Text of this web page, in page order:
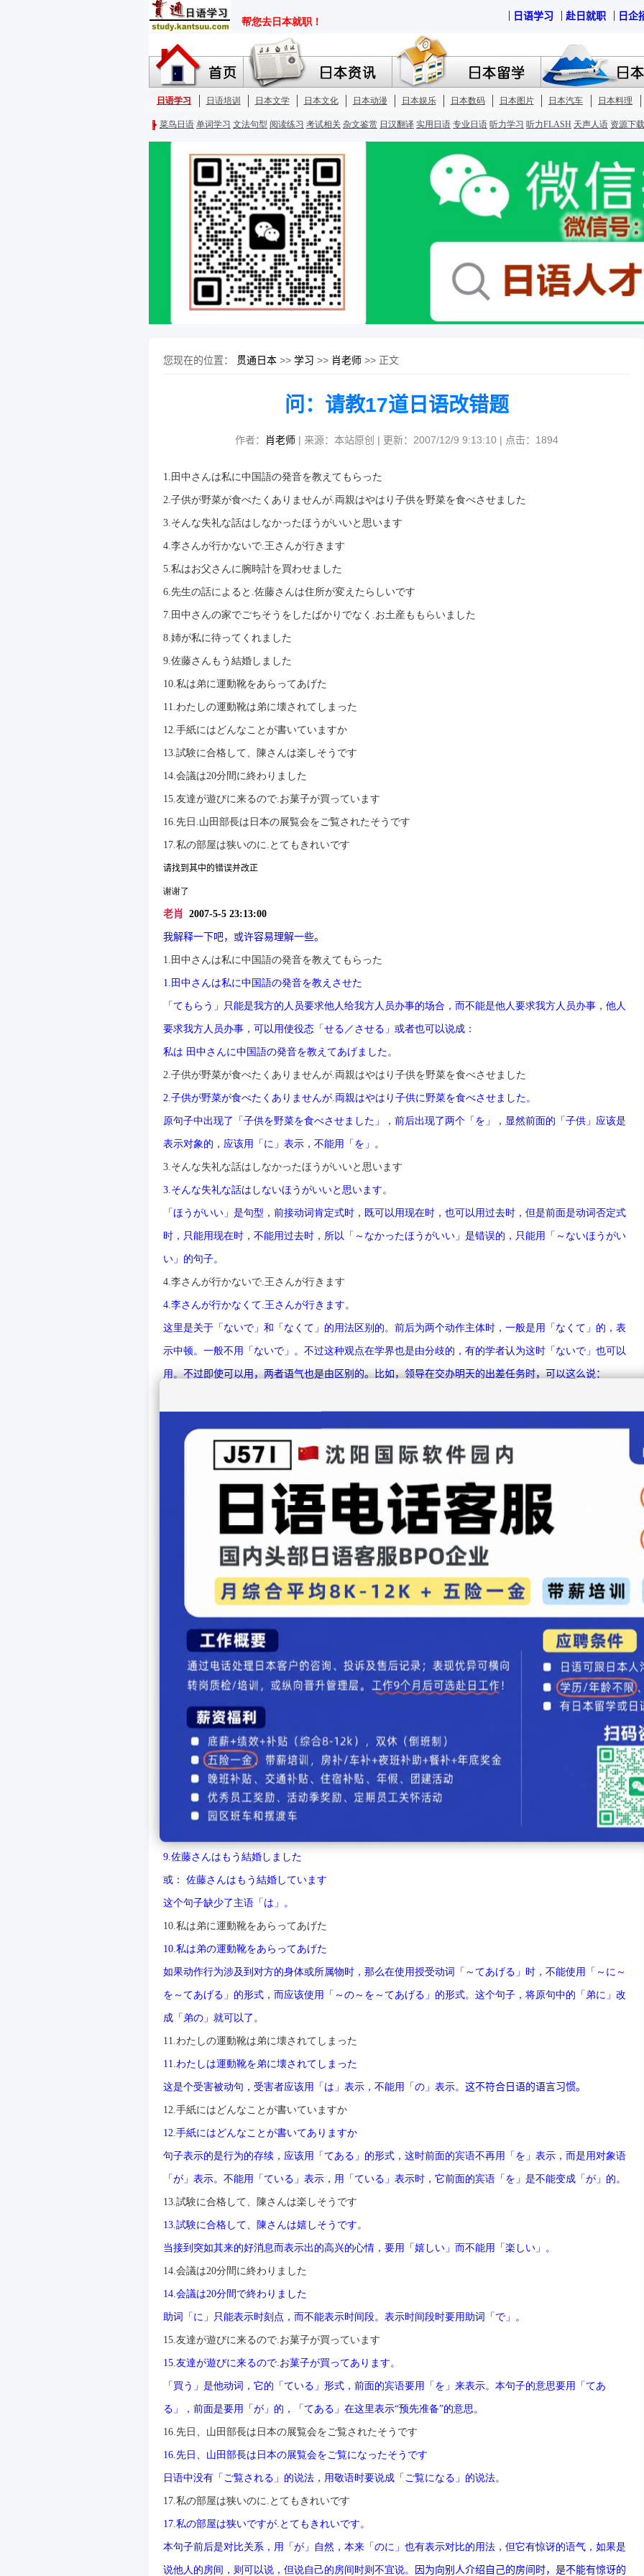
您现在的位置： 贯通日本 >> 学习 >> 肖老师 >> 正文
问：请教17道日语改错题
作者： 肖老师 | 来源：本站原创 | 更新：2007/12/9 9:13:10 | 点击： 1894
1. 田中さんは私に中国語の発音を教えてもらった
2.子供が野菜が食べたくありませんが.両親はやはり子供を野菜を食べさせました
3.そんな失礼な話はしなかったほうがいいと思います
4.李さんが行かないで.王さんが行きます
5.私はお父さんに腕時計を買わせました
6.先生の話によると .佐藤さんは住所が変えたらしいです
7. 田中さんの家でごちそうをしたばかりでなく .お土産ももらいました
8.姉が私に待ってくれました
9.佐藤さんもう結婚しました
10.私は弟に運動靴をあらってあげた
11.わたしの運動靴は弟に壊されてしまった
12.手紙にはどんなことが書いていますか
13.試験に合格して、陳さんは楽しそうです
14.会議は20分間に終わりました
15.友達が遊びに来るので.お菓子が買っています
16.先日 .山田部長は日本の展覧会をご覧されたそうです
17.私の部屋は狭いのに. とてもきれいです
请找到其中的错误并改正
谢谢了
老肖 2007-5-5 23:13:00
我解释一下吧，或许容易理解一些。
1. 田中さんは私に中国語の発音を教えてもらった
1. 田中さんは私に中国語の発音を教えさせた
「てもらう」只能是我方的人 员要求他人给我方人 员办事的场合，而不能是他人要求我方人 员办事，他人
要求我方人 员办事，可以用使役态 「せる／させる」或者也可以说成：
私は 田中さんに中国語の発音を教えてあげました。
2.子供が野菜が食べたくありませんが.両親はやはり子供を野菜を食べさせました
2.子供が野菜が食べたくありませんが.両親はやはり子供に野菜を食べさせました。
原句子中出现了「子供を野菜を食べさせました」，前后出现了两个「を」， 显然前面的「子供」 应该是
表示对象的， 应该用「に」表示，不能用「を」。
3.そんな失礼な話はしなかったほうがいいと思います
3.そんな失礼な話はしないほうがいいと思います。
「ほうがいい」是句型，前接动词 肯定式时 ，既可以用现在时 ，也可以用过去时 ，但是前面是动词 否定式
时 ，只能用现在时 ，不能用过去时 ，所以「～なかったほうがいい」是错误的，只能用「～ないほうがい
い」的句子。
4.李さんが行かないで.王さんが行きます
4.李さんが行かなくて.王さんが行きます。
这里是关于「ないで」和「なくて」的用法区别 的。前后为两个动作主体时 ，一般是用「なくて」的，表
示中顿。一般不用「ないで」。不过这种观点在学界也是由分歧的，有的学者认为这时 「ないで」也可以
用。不过即使可以用，两者语气也是由区别的。比如，领导在交办明天的出差任务时，可以这么说：
明日の出張は、李さんが行きますか。 ／明天的出差，是小李去吗 ？
就回答我：
いいえ、李さんが行かなくて、王さんが行く。／不，不是小李去，而是小王去。
私はお父さんに腕時計を買わせました
私はお父さんに腕時計を買ってもらいました。
「せる／させる」只能用于下级和晚辈 ，不能用于长辈 和上司，父
る」是失礼的，应该用「てもらう」形式。
先生の話によると.佐藤さんは住所が変えたらしいです
先生の話によると.佐藤さんは住所が変ったらしいです。
句中的「変える」是他动词 「変わる」。
田中さんの家でごちそうをしたばかりでなく.お土産ももらいました
田中さんの家でごちそうになったばかりでなく.お土産ももらいました
句中的「ごちそうをする」是我招待他人的意思，看句子的意思是田中招待了我，
うになる」，表示我承蒙别人招待的意思。
姉が私に待ってくれました
姉が私を待ってくれました
「待つ」是他动词，应该 用「～を待つ」。
9.佐藤さんはもう結婚しました
或： 佐藤さんはもう結婚しています
这个句子缺少了主语 「は」。
10.私は弟に運動靴をあらってあげた
10.私は弟の運動靴をあらってあげた
如果动作行为涉及到 对方的身体或所属物时 ，那么在使用授受动词 「～てあげる」 时 ，不能使用「～に～
を～てあげる」的形式，而 应该使用「～の～を～てあげる」的形式。 这个句子，将原句中的「弟に」改
成「弟の」就可以了。
11.わたしの運動靴は弟に壊されてしまった
11.わたしは運動靴を弟に壊されてしまった
这是个受害被动句，受害者应该用「は」表示，不能用「の」表示。 这不符合日 语的语言习惯。
12.手紙にはどんなことが書いていますか
12.手紙にはどんなことが書いてありますか
句子表示的是行为的存续 ， 应该用「てある」的形式， 这时前面的宾语不再用「を」表示，而是用对象语
「が」表示。不能用「ている」表示，用「ている」表示时 ，它前面的宾语 「を」是不能变成「が」的。
13.試験に合格して、陳さんは楽しそうです
13.試験に合格して、陳さんは嬉しそうです。
当接到突如其来的好消息而表示出的高兴的心情，要用「嬉しい」而不能用「楽しい」。
14.会議は20分間に終わりました
14.会議は20分間で終わりました
助词 「に」只能表示时刻点，而不能表示时间段。表示时间段时要用助词 「で」。
15.友達が遊びに来るので.お菓子が買っています
15.友達が遊びに来るので.お菓子が買ってあります。
「買う」是他动词 ，它的「ている」形式，前面的宾语要用「を」来表示。本句子的意思要用「てあ
る」，前面是要用「が」的，「てある」在这里表示“预先准备”的意思。
16.先日、山田部長は日本の展覧会をご覧されたそうです
16.先日、山田部長は日本の展覧会をご覧になったそうです
日 语中没有「ご覧される」的说法，用敬语时要说成「ご覧になる」的说法。
17.私の部屋は狭いのに. とてもきれいです
17.私の部屋は狭いですが. とてもきれいです。
本句子前后是对比关系，用「が」自然，本来「のに」也有表示对比的用法，但它有惊讶的语气，如果是
说他人的房间 ， 则 可以说 ，但说自己的房间时则 不宜说。 因 为向别 人介绍 自己的房间时，是不能有惊讶的